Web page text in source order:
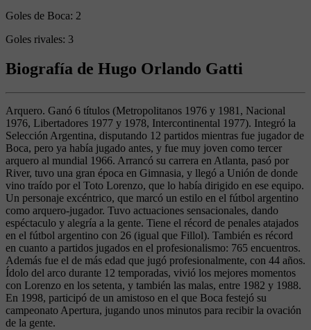
Goles de Boca: 2
Goles rivales: 3
Biografía de Hugo Orlando Gatti
Arquero. Ganó 6 títulos (Metropolitanos 1976 y 1981, Nacional
1976, Libertadores 1977 y 1978, Intercontinental 1977). Integró la
Selección Argentina, disputando 12 partidos mientras fue jugador de
Boca, pero ya había jugado antes, y fue muy joven como tercer
arquero al mundial 1966. Arrancó su carrera en Atlanta, pasó por
River, tuvo una gran época en Gimnasia, y llegó a Unión de donde
vino traído por el Toto Lorenzo, que lo había dirigido en ese equipo.
Un personaje excéntrico, que marcó un estilo en el fútbol argentino
como arquero-jugador. Tuvo actuaciones sensacionales, dando
espéctaculo y alegría a la gente. Tiene el récord de penales atajados
en el fútbol argentino con 26 (igual que Fillol). También es récord
en cuanto a partidos jugados en el profesionalismo: 765 encuentros.
Además fue el de más edad que jugó profesionalmente, con 44 años.
Ídolo del arco durante 12 temporadas, vivió los mejores momentos
con Lorenzo en los setenta, y también las malas, entre 1982 y 1988.
En 1998, participó de un amistoso en el que Boca festejó su
campeonato Apertura, jugando unos minutos para recibir la ovación
de la gente.